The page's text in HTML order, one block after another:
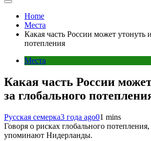
Home
Места
Какая часть России может утонуть
потепления
Места
Какая часть России
за глобального
Русская семерка3 года ago01 mins
Говоря о рисках глобального
упоминают Нидерланды.